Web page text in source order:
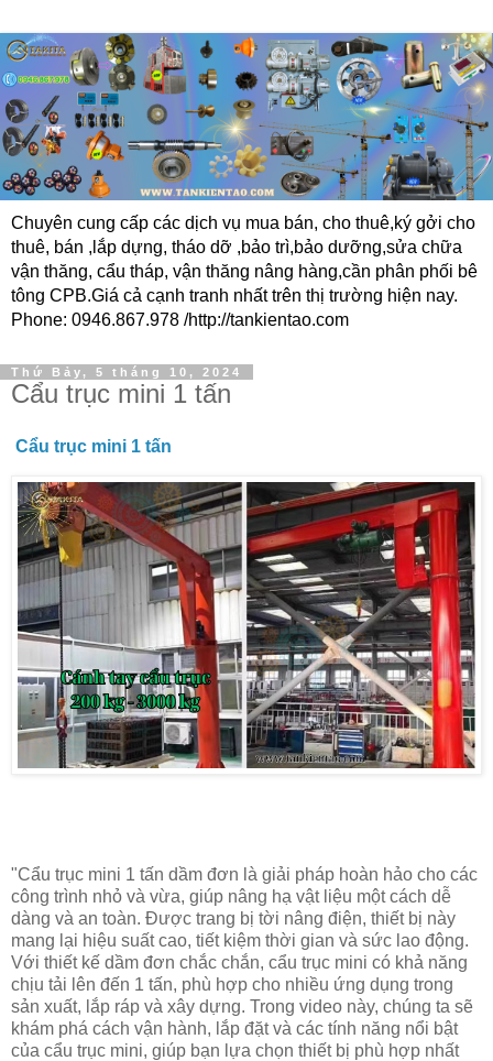
Chuyên cung cấp các dịch vụ mua bán, cho thuê,ký gởi cho
thuê, bán ,lắp dựng, tháo dỡ ,bảo trì,bảo dưỡng,sửa chữa
vận thăng, cẩu tháp, vận thăng nâng hàng,cần phân phối bê
tông CPB.Giá cả cạnh tranh nhất trên thị trường hiện nay.
Phone: 0946.867.978 /http://tankientao.com
Thứ Bảy, 5 tháng 10, 2024
Cẩu trục mini 1 tấn
Cẩu trục mini 1 tấn
"Cẩu trục mini 1 tấn dầm đơn là giải pháp hoàn hảo cho các
công trình nhỏ và vừa, giúp nâng hạ vật liệu một cách dễ
dàng và an toàn. Được trang bị tời nâng điện, thiết bị này
mang lại hiệu suất cao, tiết kiệm thời gian và sức lao động.
Với thiết kế dầm đơn chắc chắn, cẩu trục mini có khả năng
chịu tải lên đến 1 tấn, phù hợp cho nhiều ứng dụng trong
sản xuất, lắp ráp và xây dựng. Trong video này, chúng ta sẽ
khám phá cách vận hành, lắp đặt và các tính năng nổi bật
của cẩu trục mini, giúp bạn lựa chọn thiết bị phù hợp nhất